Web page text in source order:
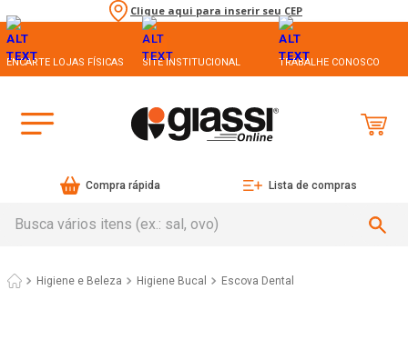
Clique aqui para inserir seu CEP
ENCARTE LOJAS FÍSICAS SITE INSTITUCIONAL TRABALHE CONOSCO
Compra rápida Lista de compras
Higiene e Beleza Higiene Bucal Escova Dental